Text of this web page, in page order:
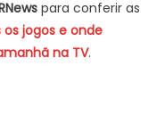
para conferir as
os jogos e onde
na TV.